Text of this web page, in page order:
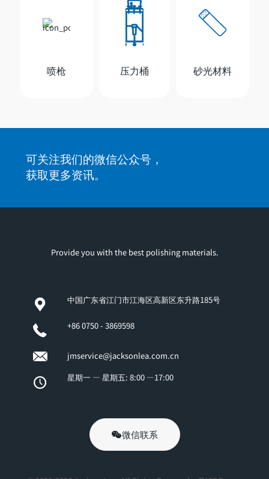
喷枪 压力桶 砂光材料
可关注我们的微信公众号，
获取更多资讯。
Provide you with the best polishing materials.
中国广东省江门市江海区高新区东升路185号
+86 0750 - 3869598
jmservice@jacksonlea.com.cn
星期一 — 星期五: 8:00 —17:00
微信联系